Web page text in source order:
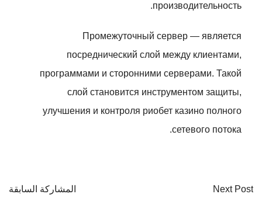
производительность.
Промежуточный сервер — является
посреднический слой между клиентами,
программами и сторонними серверами. Такой
слой становится инструментом защиты,
улучшения и контроля риобет казино полного
сетевого потока.
المشاركة السابقة
Next Post